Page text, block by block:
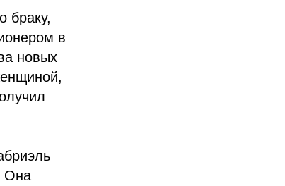
браку,
в
новых
Она